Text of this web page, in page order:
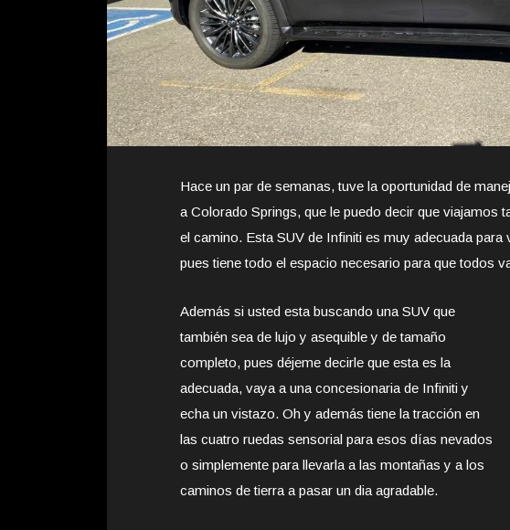
Hace un par de semanas, tuve la oportunidad de
a Colorado Springs, que le puedo decir que viajamos
el camino. Esta SUV de Infiniti es muy adecuada
pues tiene todo el espacio necesario para que todos
Además si usted esta buscando una SUV que
también sea de lujo y asequible y de tamaño
completo, pues déjeme decirle que esta es la
adecuada, vaya a una concesionaria de Infiniti y
echa un vistazo. Oh y además tiene la tracción en
las cuatro ruedas sensorial para esos días nevados
o simplemente para llevarla a las montañas y a los
caminos de tierra a pasar un dia agradable.